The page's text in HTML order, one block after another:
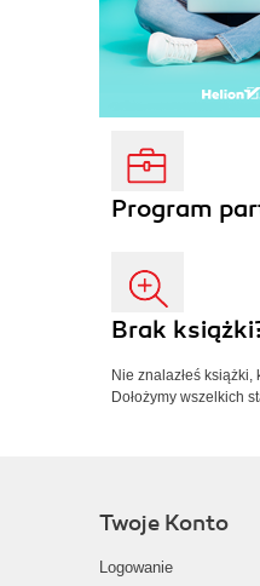
Program
Brak
Nie znalazłeś
Dołożymy wszelkich
Twoje Konto
Logowanie